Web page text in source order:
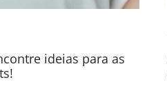
ideias para as